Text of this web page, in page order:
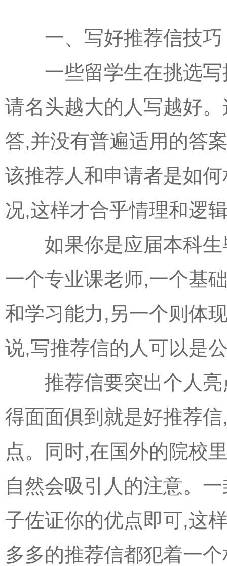
一、写好推荐信技巧
一些留学生在挑选写
请名头越大的人写越好
答,并没有普遍适用的答
该推荐人和申请者是如
况,这样才合乎情理和逻
如果你是应届本科生
一个专业课老师,一个基
和学习能力,另一个则体
说,写推荐信的人可以是
推荐信要突出个人亮
得面面俱到就是好推荐
点。同时,在国外的院校
自然会吸引人的注意。
子佐证你的优点即可,这
多多的推荐信都犯着一